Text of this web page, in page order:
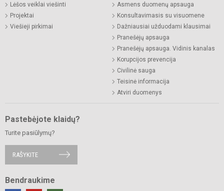
Lėšos veiklai viešinti
Projektai
Viešieji pirkimai
Asmens duomenų apsauga
Konsultavimasis su visuomene
Dažniausiai užduodami klausimai
Pranešėjų apsauga
Pranešėjų apsauga. Vidinis kanalas
Korupcijos prevencija
Civilinė sauga
Teisinė informacija
Atviri duomenys
Pastebėjote klaidų?
Turite pasiūlymų?
RAŠYKITE
Bendraukime